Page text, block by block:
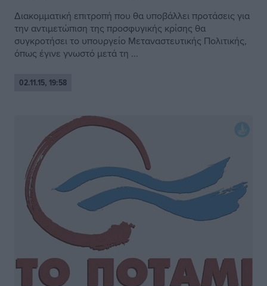
Διακομματική επιτροπή που θα υποβάλλει προτάσεις για
την αντιμετώπιση της προσφυγικής κρίσης θα
συγκροτήσει το υπουργείο Μεταναστευτικής Πολιτικής,
όπως έγινε γνωστό μετά τη ...
02.11.15, 19:58